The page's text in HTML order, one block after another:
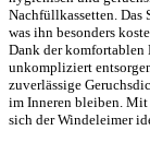
Nachfüllkassetten.
was ihn besonders
Dank der komfortablen
unkompliziert
zuverlässige
im Inneren bleiben. Mit
sich der Windeleimer